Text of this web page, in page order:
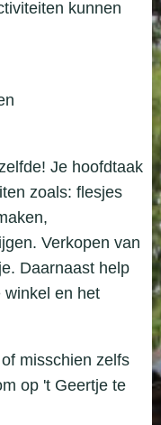
kunnen
Je hoofdtaak
zoals: flesjes
Verkopen van
Daarnaast help
winkel en het
misschien zelfs
op 't Geertje te